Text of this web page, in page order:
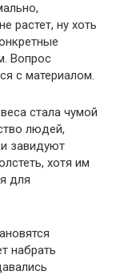
растет, ну хоть
Вопрос
с материалом.
стала чумой
людей,
завидуют
хотя им
для
набрать